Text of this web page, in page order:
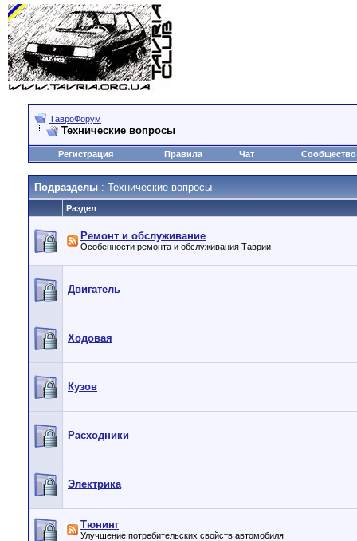
ТавроФорум
Технические вопросы
Регистрация Правила Чат Сообщество
Подразделы : Технические вопросы
Раздел
Ремонт и обслуживание
Особенности ремонта и обслуживания Таврии
Двигатель
Ходовая
Кузов
Расходники
Электрика
Тюнинг
Улучшение потребительских свойств автомобиля